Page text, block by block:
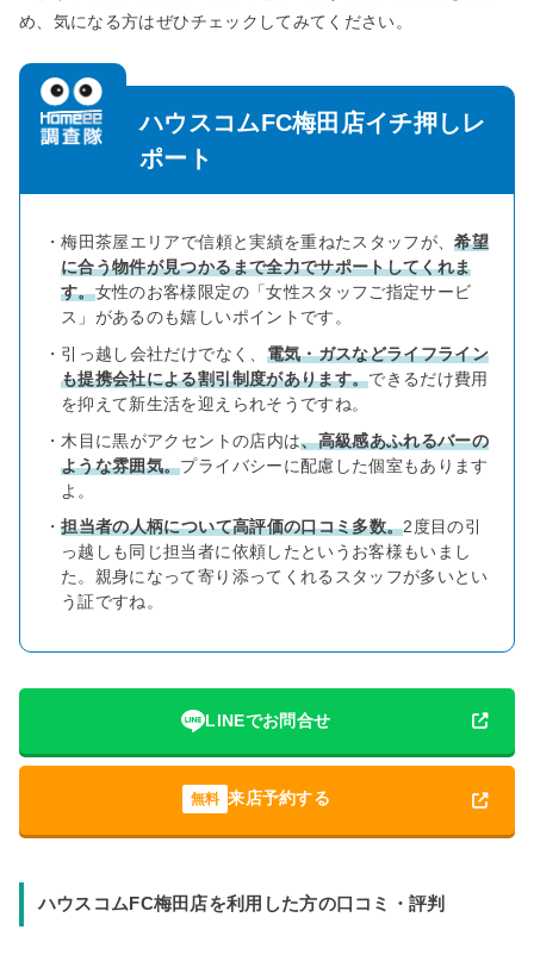
め、気になる方はぜひチェックしてみてください。
ハウスコムFC梅田店イチ押しレ
ポート
・梅田茶屋エリアで信頼と実績を重ねたスタッフが、希望
に合う物件が見つかるまで全力でサポートしてくれま
す。女性のお客様限定の「女性スタッフご指定サービ
ス」があるのも嬉しいポイントです。
・引っ越し会社だけでなく、 電気・ガスなどライフライン
も提携会社による割引制度があります。できるだけ費用
を抑えて新生活を迎えられそうですね。
・木目に黒がアクセントの店内は、高級感あふれるバーの
ような雰囲気。プライバシーに配慮した個室もあります
よ。
・担当者の人柄について高評価の口コミ多数。2度目の引
っ越しも同じ担当者に依頼したというお客様もいまし
た。親身になって寄り添ってくれるスタッフが多いとい
う証ですね。
LINEでお問合せ
無料 来店予約する
ハウスコムFC梅田店を利用した方の口コミ・評判